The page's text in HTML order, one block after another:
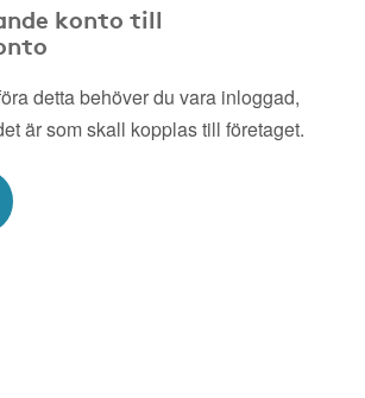
konto till
detta behöver du vara inloggad,
är som skall kopplas till företaget.